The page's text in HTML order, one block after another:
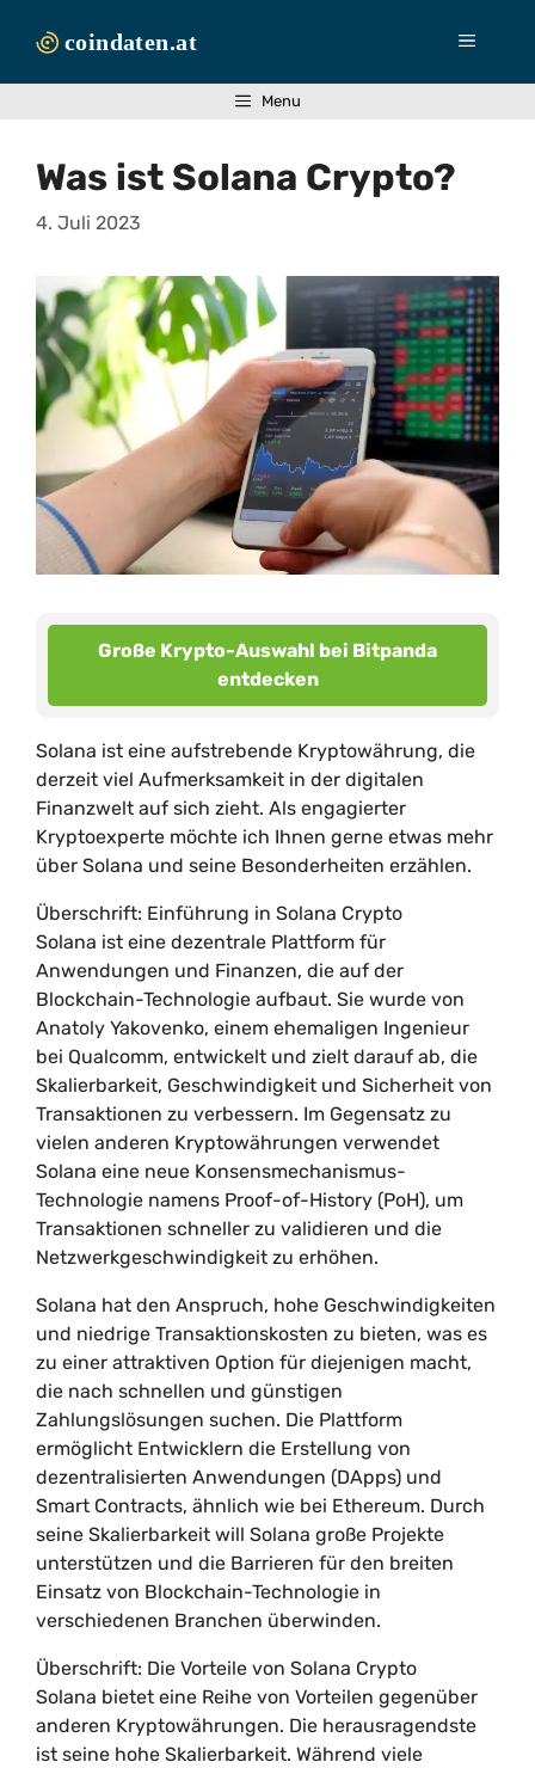
Inhalt
Menü
Menu
Was ist Solana Crypto?
4. Juli 2023
Große Krypto-Auswahl bei Bitpanda
entdecken
Solana ist eine aufstrebende Kryptowährung, die
derzeit viel Aufmerksamkeit in der digitalen
Finanzwelt auf sich zieht. Als engagierter
Kryptoexperte möchte ich Ihnen gerne etwas mehr
über Solana und seine Besonderheiten erzählen.
Überschrift: Einführung in Solana Crypto
Solana ist eine dezentrale Plattform für
Anwendungen und Finanzen, die auf der
Blockchain-Technologie aufbaut. Sie wurde von
Anatoly Yakovenko, einem ehemaligen Ingenieur
bei Qualcomm, entwickelt und zielt darauf ab, die
Skalierbarkeit, Geschwindigkeit und Sicherheit von
Transaktionen zu verbessern. Im Gegensatz zu
vielen anderen Kryptowährungen verwendet
Solana eine neue Konsensmechanismus-
Technologie namens Proof-of-History (PoH), um
Transaktionen schneller zu validieren und die
Netzwerkgeschwindigkeit zu erhöhen.
Solana hat den Anspruch, hohe Geschwindigkeiten
und niedrige Transaktionskosten zu bieten, was es
zu einer attraktiven Option für diejenigen macht,
die nach schnellen und günstigen
Zahlungslösungen suchen. Die Plattform
ermöglicht Entwicklern die Erstellung von
dezentralisierten Anwendungen (DApps) und
Smart Contracts, ähnlich wie bei Ethereum. Durch
seine Skalierbarkeit will Solana große Projekte
unterstützen und die Barrieren für den breiten
Einsatz von Blockchain-Technologie in
verschiedenen Branchen überwinden.
Überschrift: Die Vorteile von Solana Crypto
Solana bietet eine Reihe von Vorteilen gegenüber
anderen Kryptowährungen. Die herausragendste
ist seine hohe Skalierbarkeit. Während viele